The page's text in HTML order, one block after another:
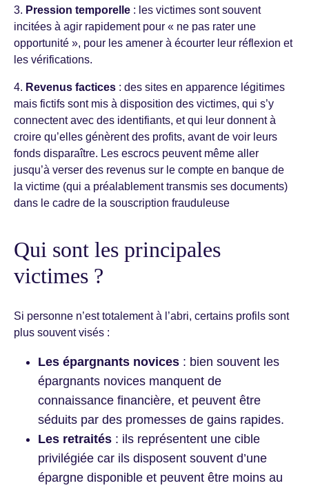
3. Pression temporelle : les victimes sont souvent
incitées à agir rapidement pour « ne pas rater une
opportunité », pour les amener à écourter leur réflexion et
les vérifications.
4. Revenus factices : des sites en apparence légitimes
mais fictifs sont mis à disposition des victimes, qui s’y
connectent avec des identifiants, et qui leur donnent à
croire qu’elles génèrent des profits, avant de voir leurs
fonds disparaître. Les escrocs peuvent même aller
jusqu’à verser des revenus sur le compte en banque de
la victime (qui a préalablement transmis ses documents)
dans le cadre de la souscription frauduleuse
Qui sont les principales
victimes ?
Si personne n’est totalement à l’abri, certains profils sont
plus souvent visés :
Les épargnants novices : bien souvent les
épargnants novices manquent de
connaissance financière, et peuvent être
séduits par des promesses de gains rapides.
Les retraités : ils représentent une cible
privilégiée car ils disposent souvent d’une
épargne disponible et peuvent être moins au